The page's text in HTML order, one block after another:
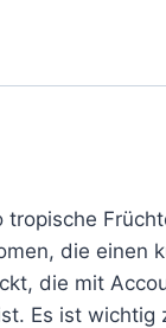
die einen
die mit
Es ist wichtig